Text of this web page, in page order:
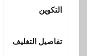
التكوين
تفاصيل التغليف